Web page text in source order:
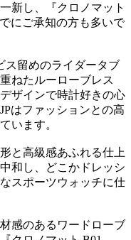
新し、『クロノマット
にご承知の方も多いで
ス留めのライダータブ
ねたルーローブレス
ザインで時計好きの心
はファッションとの高
います。
と高級感あふれる仕上
和し、どこかドレッシ
スポーツウォッチに仕
感のあるワードローブ